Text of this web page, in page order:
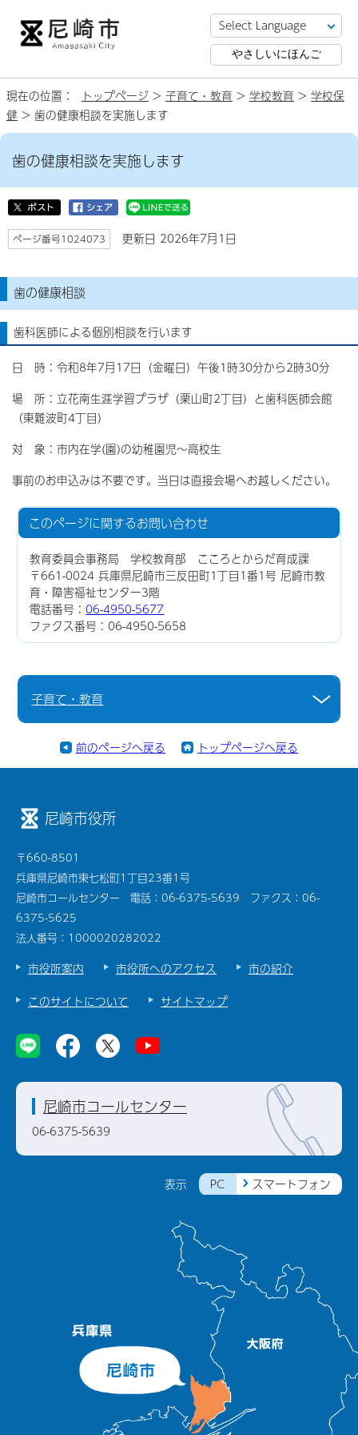
やさしいにほんご
現在の位置： トップページ > 子育て・教育 > 学校教育 > 学校保
健 > 歯の健康相談を実施します
歯の健康相談を実施します
ページ番号1024073 更新日 2026年7月1日
歯の健康相談
歯科医師による個別相談を行います
日 時：令和8年7月17日（金曜日）午後1時30分から2時30分
場 所：立花南生涯学習プラザ（栗山町2丁目）と歯科医師会館
（東難波町4丁目）
対 象：市内在学(園)の幼稚園児～高校生
事前のお申込みは不要です。当日は直接会場へお越しください。
このページに関するお問い合わせ
教育委員会事務局 学校教育部 こころとからだ育成課
〒661-0024 兵庫県尼崎市三反田町1丁目1番1号 尼崎市教
育・障害福祉センター3階
電話番号：06-4950-5677
ファクス番号：06-4950-5658
子育て・教育
前のページへ戻る トップページへ戻る
尼崎市役所
〒660-8501
兵庫県尼崎市東七松町1丁目23番1号
尼崎市コールセンター 電話：06-6375-5639 ファクス：06-
6375-5625
法人番号：1000020282022
市役所案内 市役所へのアクセス
市の紹介
このサイトについて
サイトマップ
表示 PC スマートフォン
尼崎市コールセンター
06-6375-5639